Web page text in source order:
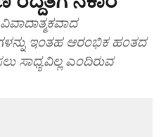
ಇಂತಹ ಆರಂಭಿಕ ಹಂತದ
ಸಾಧ್ಯವಿಲ್ಲ ಎಂದಿರುವ